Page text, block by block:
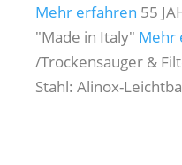
Mehr erfahren 55
"Made in Italy" Mehr
/Trockensauger &
Stahl: Alinox-